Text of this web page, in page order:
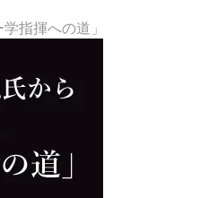
指揮への道」